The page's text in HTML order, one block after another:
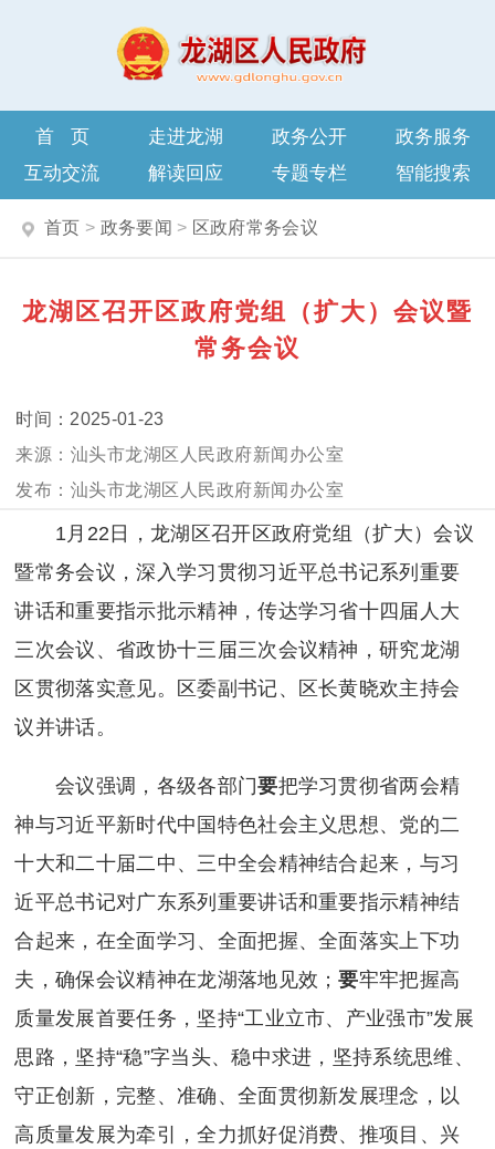
首页 走进龙湖 政务公开
政务服务
互动交流
解读回应 专题专栏 智能搜索
首页 > 政务要闻 > 区政府常务会议
龙湖区召开区政府党组（扩大）会议暨
常务会议
2025-01-23
汕头市龙湖区人民政府新闻办公室
汕头市龙湖区人民政府新闻办公室
1月22日，龙湖区召开区政府党组（扩大）会议
暨常务会议，深入学习贯彻习近平总书记系列重要
讲话和重要指示批示精神，传达学习省十四届人大
三次会议、省政协十三届三次会议精神，研究龙湖
区贯彻落实意见。区委副书记、区长黄晓欢主持会
议并讲话。
会议强调，各级各部门要把学习贯彻省两会精
神与习近平新时代中国特色社会主义思想、党的二
十大和二十届二中、三中全会精神结合起来，与习
近平总书记对广东系列重要讲话和重要指示精神结
合起来，在全面学习、全面把握、全面落实上下功
夫，确保会议精神在龙湖落地见效；要牢牢把握高
质量发展首要任务，坚持“工业立市、产业强市”发展
思路，坚持“稳”字当头、稳中求进，坚持系统思维、
守正创新，完整、准确、全面贯彻新发展理念，以
高质量发展为牵引，全力抓好促消费、推项目、兴